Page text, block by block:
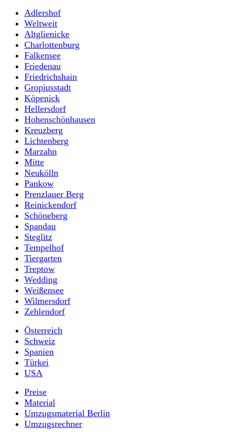
Adlershof
Weltweit
Altglienicke
Charlottenburg
Falkensee
Friedenau
Friedrichshain
Gropiusstadt
Köpenick
Hellersdorf
Hohenschönhausen
Kreuzberg
Lichtenberg
Marzahn
Mitte
Neukölln
Pankow
Prenzlauer Berg
Reinickendorf
Schöneberg
Spandau
Steglitz
Tempelhof
Tiergarten
Treptow
Wedding
Weißensee
Wilmersdorf
Zehlendorf
Österreich
Schweiz
Spanien
Türkei
USA
Preise
Material
Umzugsmaterial Berlin
Umzugsrechner